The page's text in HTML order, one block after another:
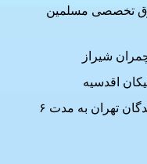
تخصصی مسلمین
شیراز
اقدسیه
مسئول بیهوشی کلینیک نوین دیدگان تهران به مدت ۶